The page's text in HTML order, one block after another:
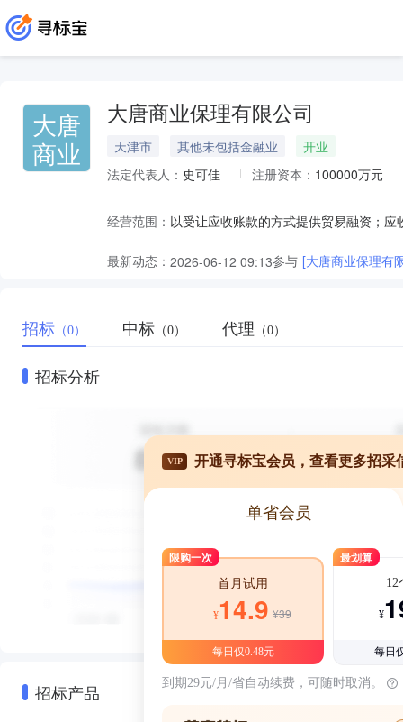
大唐
商业
大唐商业保理有限公司
天津市 其他未包括金融业
开业
法定代表人： 史可佳 注册资本： 100000万元
经营范围：
最新动态： 2026-06-12 09:13参与 [大唐商业保理有
招标 （0） 中标 （0） 代理 （0）
招标分析
招标产品
VIP 开通寻标宝会员，查看更多招采
单省会员
限购一次
首月试用
¥14.9 ¥39
每日仅0.48元
最划算
12
¥
每日
到期29元/月/省自动续费，可随时取消。